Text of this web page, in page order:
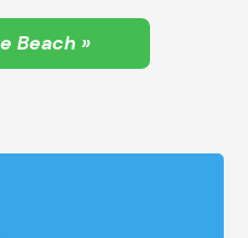
Beach »